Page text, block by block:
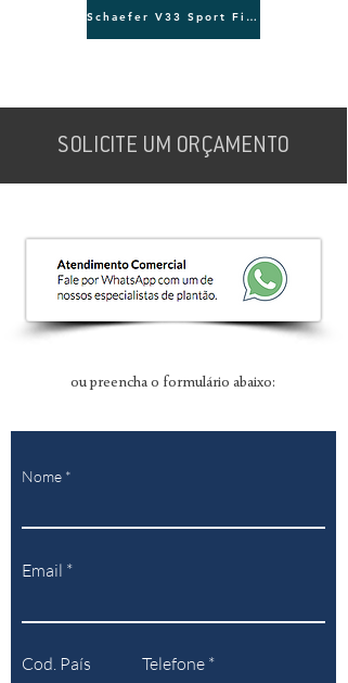
Schaefer V33 Sport Fish
SOLICITE UM ORÇAMENTO
ou preencha o formulário abaixo:
Nome
Email
Cod. País Telefone